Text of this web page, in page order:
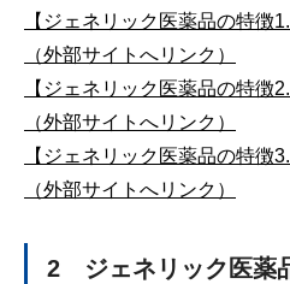
【ジェネリック医薬品の特徴
（外部サイトへリンク）
【ジェネリック医薬品の特徴
（外部サイトへリンク）
【ジェネリック医薬品の特徴
（外部サイトへリンク）
2 ジェネリック医薬